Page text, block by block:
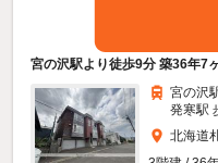
宮の沢駅より徒歩9分 築36年7
宮の沢
発寒駅
北海道